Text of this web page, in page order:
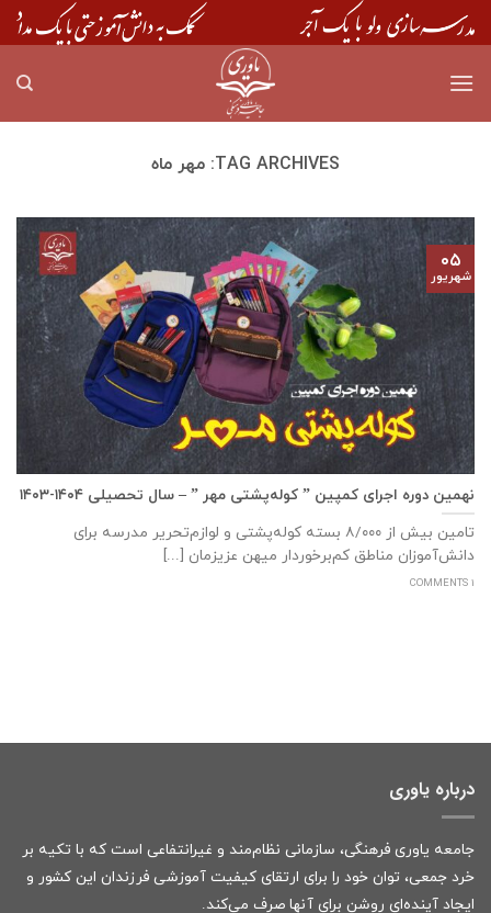
Skip
to
TAG ARCHIVES: مهر ماه
نهمین دوره اجرای کمپین ” کوله‌پشتی مهر ” – سال تحصیلی ۱۴۰۴-۱۴۰۳
تامین بیش از ۸/۰۰۰ بسته کوله‌پشتی و لوازم‌تحریر مدرسه برای
دانش‌آموزان مناطق کم‌برخوردار میهن عزیزمان [...]
1 COMMENTS
۰۵
شهریور
درباره یاوری
جامعه یاوری فرهنگی، سازمانی نظام‌مند و غیرانتفاعی است که با تکیه بر
خرد جمعی، توان خود را برای ارتقای کیفیت آموزشی فرزندان این کشور و
ایجاد آینده‌ای روشن برای آنها صرف می‌کند.